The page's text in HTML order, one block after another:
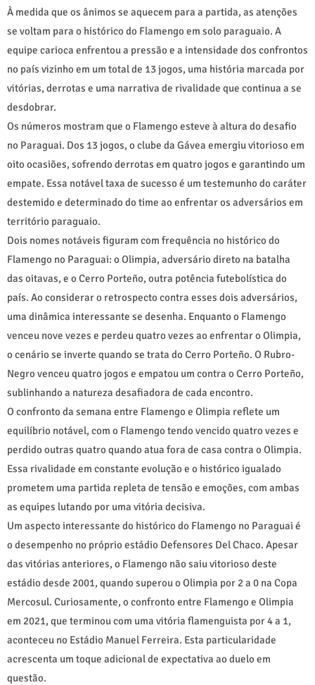
À medida que os ânimos se aquecem para a partida, as atenções
se voltam para o histórico do Flamengo em solo paraguaio. A
equipe carioca enfrentou a pressão e a intensidade dos confrontos
no país vizinho em um total de 13 jogos, uma história marcada por
vitórias, derrotas e uma narrativa de rivalidade que continua a se
desdobrar.
Os números mostram que o Flamengo esteve à altura do desafio
no Paraguai. Dos 13 jogos, o clube da Gávea emergiu vitorioso em
oito ocasiões, sofrendo derrotas em quatro jogos e garantindo um
empate. Essa notável taxa de sucesso é um testemunho do caráter
destemido e determinado do time ao enfrentar os adversários em
território paraguaio.
Dois nomes notáveis figuram com frequência no histórico do
Flamengo no Paraguai: o Olimpia, adversário direto na batalha
das oitavas, e o Cerro Porteño, outra potência futebolística do
país. Ao considerar o retrospecto contra esses dois adversários,
uma dinâmica interessante se desenha. Enquanto o Flamengo
venceu nove vezes e perdeu quatro vezes ao enfrentar o Olimpia,
o cenário se inverte quando se trata do Cerro Porteño. O Rubro-
Negro venceu quatro jogos e empatou um contra o Cerro Porteño,
sublinhando a natureza desafiadora de cada encontro.
O confronto da semana entre Flamengo e Olimpia reflete um
equilíbrio notável, com o Flamengo tendo vencido quatro vezes e
perdido outras quatro quando atua fora de casa contra o Olimpia.
Essa rivalidade em constante evolução e o histórico igualado
prometem uma partida repleta de tensão e emoções, com ambas
as equipes lutando por uma vitória decisiva.
Um aspecto interessante do histórico do Flamengo no Paraguai é
o desempenho no próprio estádio Defensores Del Chaco. Apesar
das vitórias anteriores, o Flamengo não saiu vitorioso deste
estádio desde 2001, quando superou o Olimpia por 2 a 0 na Copa
Mercosul. Curiosamente, o confronto entre Flamengo e Olimpia
em 2021, que terminou com uma vitória flamenguista por 4 a 1,
aconteceu no Estádio Manuel Ferreira. Esta particularidade
acrescenta um toque adicional de expectativa ao duelo em
questão.